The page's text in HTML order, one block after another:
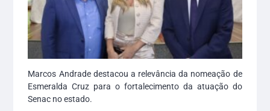
Marcos Andrade destacou a relevância da nomeação de
Esmeralda Cruz para o fortalecimento da atuação do
Senac no estado.